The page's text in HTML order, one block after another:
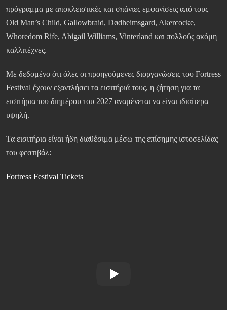
πρόγραμμα με αποκλειστικές και σπάνιες εμφανίσεις από τους
Old Man’s Child, Gallowbraid, Dødheimsgard, Akercocke,
Whoredom Rife, Abigail Williams, Vinterland και πολλούς ακόμη
καλλιτέχνες.
Με δεδομένο ότι όλες οι προηγούμενες διοργανώσεις του Fortress
Festival έχουν εξαντλήσει τα εισιτήριά τους, η ζήτηση για τα
εισιτήρια του διημέρου του 2027 αναμένεται να είναι ιδιαίτερα
υψηλή.
Τα εισιτήρια είναι ήδη διαθέσιμα μέσω της επίσημης ιστοσελίδας
του φεστιβάλ:
Fortress Festival Tickets